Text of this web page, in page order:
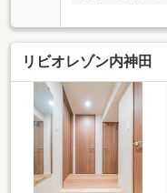
リーマート」
と」まで徒歩3
のセキュリテ
好です・リビン
も暖かく過ご
可能で、愛犬
（細則あり）※
掲載画像は生成
ジとなります。
リビオレゾン内神田